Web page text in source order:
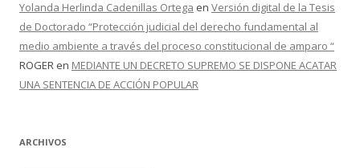
Yolanda Herlinda Cadenillas Ortega en Versión digital de la Tesis
de Doctorado “Protección judicial del derecho fundamental al
medio ambiente a través del proceso constitucional de amparo “
ROGER en MEDIANTE UN DECRETO SUPREMO SE DISPONE ACATAR
UNA SENTENCIA DE ACCIÓN POPULAR
ARCHIVOS